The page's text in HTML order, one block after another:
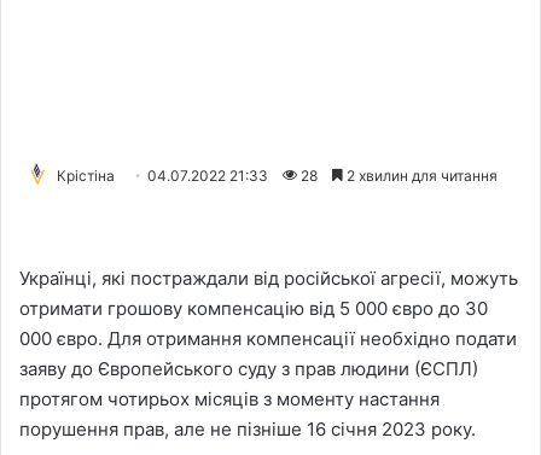
Крістіна 04.07.2022 21:33 28 2 хвилин для читання
Українці, які постраждали від російської агресії, можуть
отримати грошову компенсацію від 5 000 євро до 30
000 євро. Для отримання компенсації необхідно подати
заяву до Європейського суду з прав людини (ЄСПЛ)
протягом чотирьох місяців з моменту настання
порушення прав, але не пізніше 16 січня 2023 року.